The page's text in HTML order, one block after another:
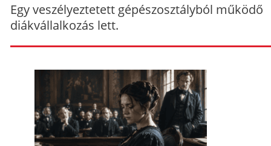
Egy veszélyeztetett gépészosztályból működő
diákvállalkozás lett.